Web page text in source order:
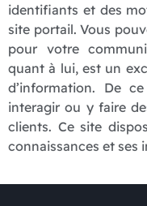
identifiants et des
site portail. Vous
pour votre
quant à lui, est un
d’information. De
interagir ou y faire
clients. Ce site
connaissances et ses